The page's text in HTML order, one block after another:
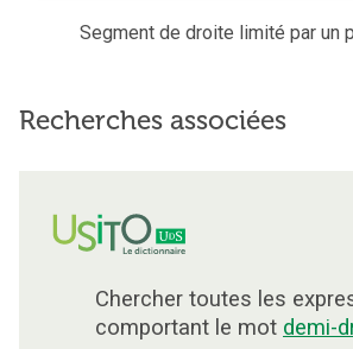
Segment de droite limité par un
Recherches associées
Chercher toutes les
comportant le mot demi-